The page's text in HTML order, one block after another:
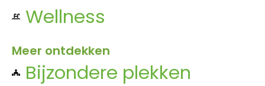
Wellness
Meer ontdekken
Bijzondere plekken